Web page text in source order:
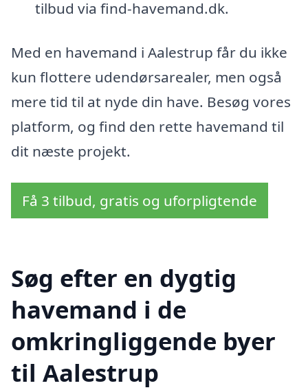
tilbud via find-havemand.dk.
Med en havemand i Aalestrup får du ikke
kun flottere udendørsarealer, men også
mere tid til at nyde din have. Besøg vores
platform, og find den rette havemand til
dit næste projekt.
Få 3 tilbud, gratis og uforpligtende
Søg efter en dygtig
havemand i de
omkringliggende byer
til Aalestrup